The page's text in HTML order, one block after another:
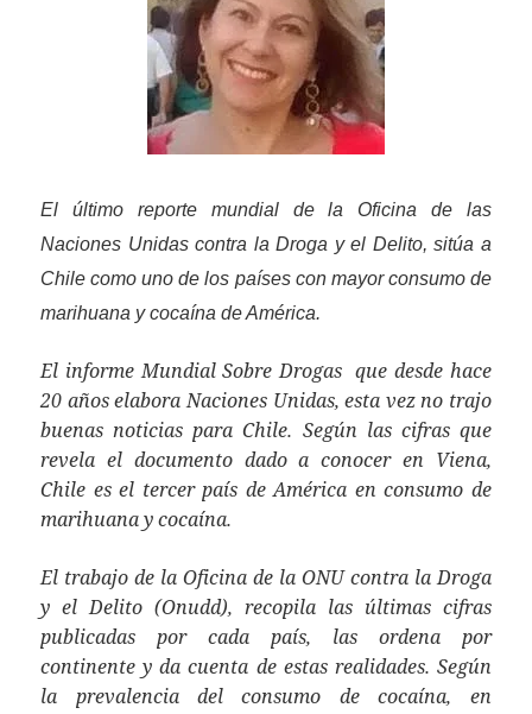
El último reporte mundial de la Oficina de las
Naciones Unidas contra la Droga y el Delito, sitúa a
Chile como uno de los países con mayor consumo de
marihuana y cocaína de América.
El informe Mundial Sobre Drogas que desde hace
20 años elabora Naciones Unidas, esta vez no trajo
buenas noticias para Chile. Según las cifras que
revela el documento dado a conocer en Viena,
Chile es el tercer país de América en consumo de
marihuana y cocaína.
El trabajo de la Oficina de la ONU contra la Droga
y el Delito (Onudd), recopila las últimas cifras
publicadas por cada país, las ordena por
continente y da cuenta de estas realidades. Según
la prevalencia del consumo de cocaína, en